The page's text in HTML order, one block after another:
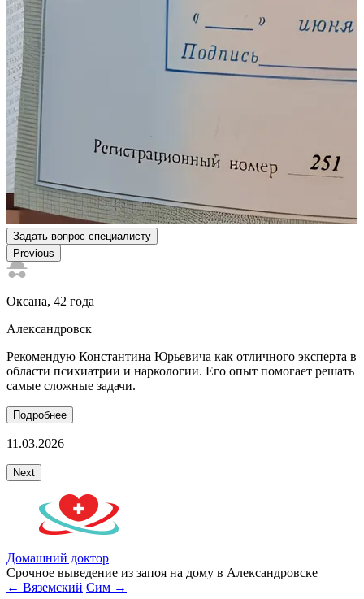
Задать вопрос специалисту
Previous
Оксана, 42 года
Александровск
Рекомендую Константина Юрьевича как отличного эксперта в
области психиатрии и наркологии. Его опыт помогает решать
самые сложные задачи.
Подробнее
11.03.2026
Next
Домашний доктор
Срочное выведение из запоя на дому в Александровске
← Вяземский Сим →